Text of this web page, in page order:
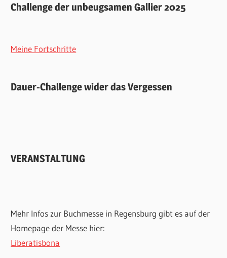
Challenge der unbeugsamen Gallier 2025
Meine Fortschritte
Dauer-Challenge wider das Vergessen
VERANSTALTUNG
Mehr Infos zur Buchmesse in Regensburg gibt es auf der
Homepage der Messe hier:
Liberatisbona